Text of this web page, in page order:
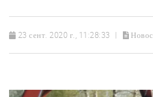
23 сент. 2020 г., 11:28:33